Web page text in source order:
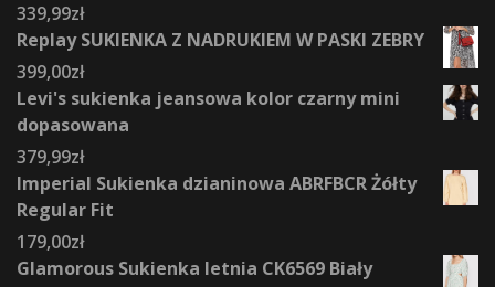
339,99zł
Replay SUKIENKA Z NADRUKIEM W PASKI ZEBRY
399,00zł
Levi's sukienka jeansowa kolor czarny mini
dopasowana
379,99zł
Imperial Sukienka dzianinowa ABRFBCR Żółty
Regular Fit
179,00zł
Glamorous Sukienka letnia CK6569 Biały